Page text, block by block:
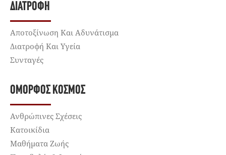
ΔΙΑΤΡΟΦΉ
Αποτοξίνωση Και Αδυνάτισμα
Διατροφή Και Υγεία
Συνταγές
ΌΜΟΡΦΟΣ ΚΌΣΜΟΣ
Ανθρώπινες Σχέσεις
Κατοικίδια
Μαθήματα Ζωής